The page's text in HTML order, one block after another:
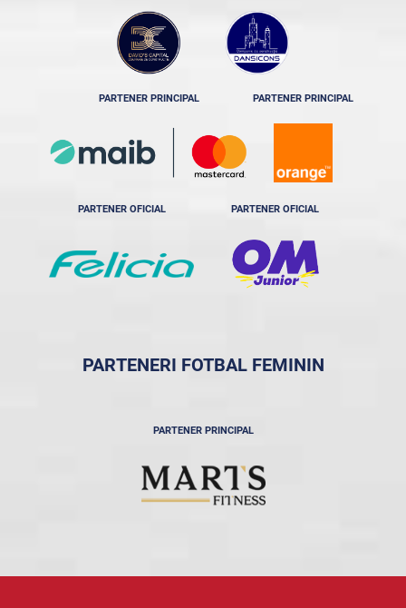
PARTENER PRINCIPAL PARTENER PRINCIPAL
PARTENER OFICIAL PARTENER OFICIAL
PARTENERI FOTBAL FEMININ
PARTENER PRINCIPAL